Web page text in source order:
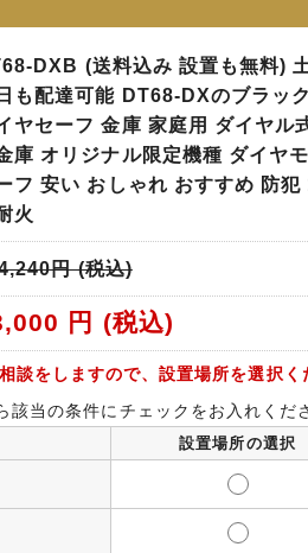
DXB (送料込み 設置も無料)
も配達可能 DT68-DXのブラッ
ヤセーフ 金庫 家庭用 ダイヤル
庫 オリジナル限定機種 ダイヤ
フ 安い おしゃれ おすすめ 防犯
火
円 (税込)
円 (税込)
談をしますので、設置場所を選択く
該当の条件にチェックをお入れくだ
設置場所の選択